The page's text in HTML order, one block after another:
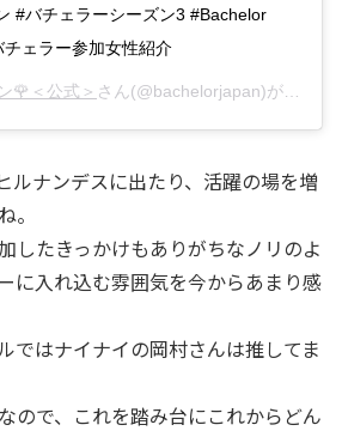
#バチェラーシーズン3 #Bachelor
ェラー参加女性紹介
🌹＜公式＞ さん(@bachelorjapan)がシェアした投稿 –
ルナンデスに出たり、活躍の場を増
。
したきっかけもありがちなノリのよ
に入れ込む雰囲気を今からあまり感
ではナイナイの岡村さんは推してま
ので、これを踏み台にこれからどん